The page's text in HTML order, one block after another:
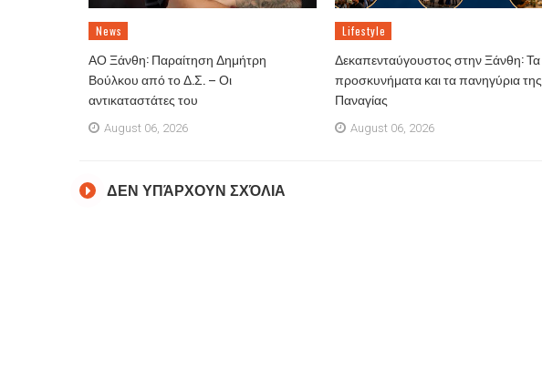
News
ΑΟ Ξάνθη: Παραίτηση Δημήτρη
Βούλκου από το Δ.Σ. – Οι
αντικαταστάτες του
August 06, 2026
Lifestyle
Δεκαπενταύγουστος στην Ξάνθη: Τα
προσκυνήματα και τα πανηγύρια της
Παναγίας
August 06, 2026
ΔΕΝ ΥΠΆΡΧΟΥΝ ΣΧΌΛΙΑ